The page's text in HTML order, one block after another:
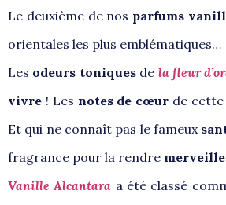
Le deuxième de nos parfums
orientales les plus emblématiques…
Les odeurs toniques de la fleur
vivre ! Les notes de cœur de cette
Et qui ne connaît pas le fameux
fragrance pour la rendre
Vanille Alcantara a été classé